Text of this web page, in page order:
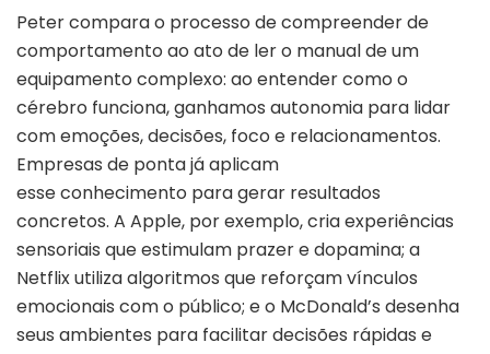
Peter compara o processo de compreender de
comportamento ao ato de ler o manual de um
equipamento complexo: ao entender como o
cérebro funciona, ganhamos autonomia para lidar
com emoções, decisões, foco e relacionamentos.
Empresas de ponta já aplicam
esse conhecimento para gerar resultados
concretos. A Apple, por exemplo, cria experiências
sensoriais que estimulam prazer e dopamina; a
Netflix utiliza algoritmos que reforçam vínculos
emocionais com o público; e o McDonald’s desenha
seus ambientes para facilitar decisões rápidas e